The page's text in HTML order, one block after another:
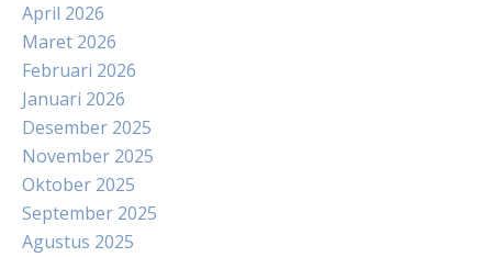
April 2026
Maret 2026
Februari 2026
Januari 2026
Desember 2025
November 2025
Oktober 2025
September 2025
Agustus 2025